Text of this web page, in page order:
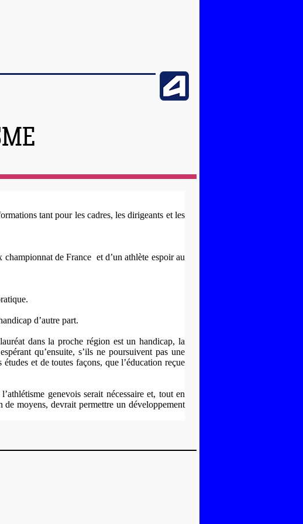
tant pour les cadres, les dirigeants et les
championnat de France et d’un athlète espoir au
d’autre part.
dans la proche région est un handicap, la
qu’ensuite, s’ils ne poursuivent pas une
et de toutes façons, que l’éducation reçue
genevois serait nécessaire et, tout en
moyens, devrait permettre un développement